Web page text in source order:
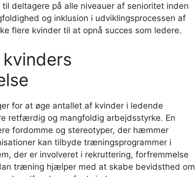
deltagere på alle niveauer af senioritet inden
og inklusion i udviklingsprocessen af
flere kvinder til at opnå succes som ledere.
for at øge antallet af kvinder i ledende
retfærdig og mangfoldig arbejdsstyrke. En
fordomme og stereotyper, der hæmmer
kan tilbyde træningsprogrammer i
der er involveret i rekruttering, forfremmelse
træning hjælper med at skabe bevidsthed om